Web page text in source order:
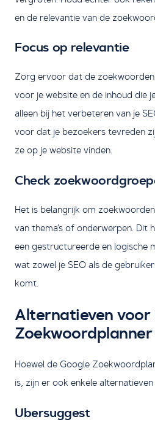
en de relevantie van de
Focus op relevantie
Zorg ervoor dat de
voor je website en de inhoud die
alleen bij het verbeteren van je
voor dat je bezoekers tevreden
ze op je website vinden.
Check
Het is belangrijk om
van thema’s of onderwerpen. Dit
een gestructureerde en logische
wat zowel je SEO als de
komt.
Alternatieven voor
Zoekwoordplanner
Hoewel de Google
is, zijn er ook enkele
Ubersuggest